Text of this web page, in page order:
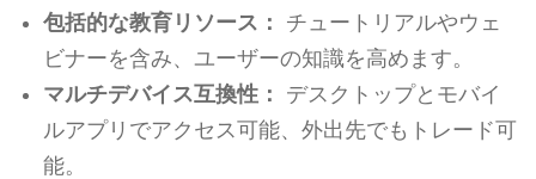
包括的な教育リソース：
チュートリアルやウェ
ビナーを含み、ユーザーの知識を高めます。
マルチデバイス互換性：
デスクトップとモバイ
ルアプリでアクセス可能、外出先でもトレード可
能。